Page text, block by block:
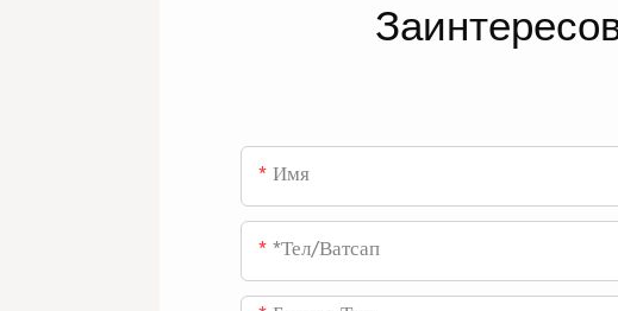
Имя
*тел/ватсап